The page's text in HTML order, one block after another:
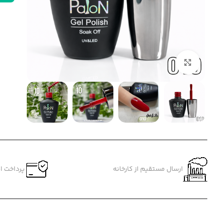
بزرگنمایی تصویر
ارسال مستقیم از کارخانه پرداخت